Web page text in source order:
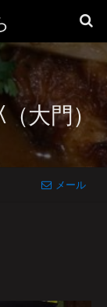
（大門）
メール